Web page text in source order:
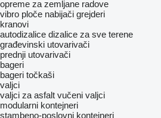
opreme za zemljane radove
vibro ploče nabijači grejderi
kranovi
autodizalice dizalice za sve terene
građevinski utovarivači
prednji utovarivači
bageri
bageri točkaši
valjci
valjci za asfalt vučeni valjci
modularni kontejneri
stambeno-poslovni kontejneri